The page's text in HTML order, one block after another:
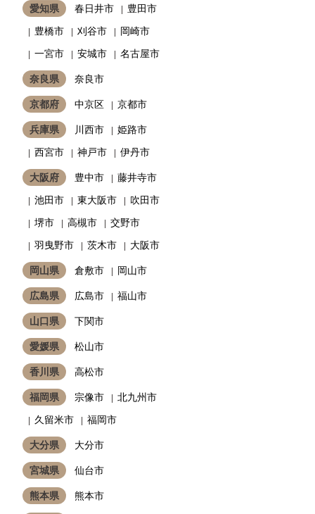
愛知県 春日井市
豊田市
豊橋市
刈谷市
岡崎市
一宮市
安城市 名古屋市
奈良県 奈良市
京都府 中京区 京都市
兵庫県 川西市
姫路市
西宮市
神戸市 伊丹市
大阪府 豊中市
藤井寺市
池田市
東大阪市
吹田市
堺市
高槻市
交野市
羽曳野市
茨木市 大阪市
岡山県 倉敷市 岡山市
広島県 広島市 福山市
山口県 下関市
愛媛県 松山市
香川県 高松市
福岡県 宗像市
北九州市
久留米市
福岡市
大分県 大分市
宮城県 仙台市
熊本県 熊本市